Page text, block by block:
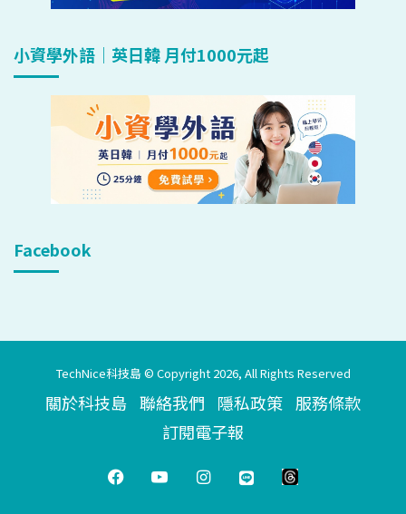
小資學外語｜英日韓 月付1000元起
Facebook
TechNice科技島 © Copyright 2026, All Rights Reserved
關於科技島 聯絡我們 隱私政策 服務條款
訂閱電子報